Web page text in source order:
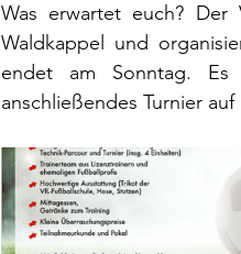
Was erwartet euch? Der
Waldkappel und
endet am Sonntag. Es
anschließendes Turnier auf